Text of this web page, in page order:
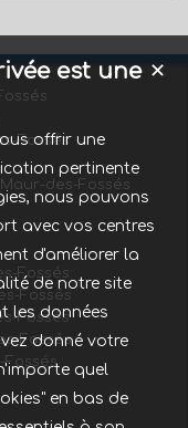
Fossés
des-Fossés
Fossés
Fossés
Fossés
Fossés
✕
est une
offrir une
pertinente
nous pouvons
avec vos centres
d'améliorer la
de notre site
les données
donné votre
quel
en bas de